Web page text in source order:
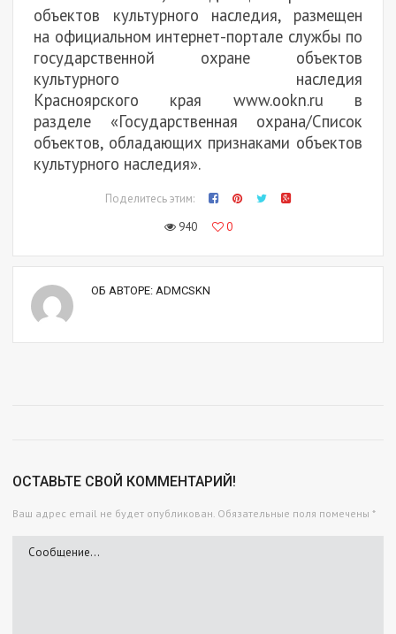
объектов культурного наследия, размещен
на официальном интернет-портале службы по
государственной охране объектов
культурного наследия
Красноярского края www.ookn.ru в
разделе «Государственная охрана/Список
объектов, обладающих признаками объектов
культурного наследия».
Поделитесь этим:
940
0
ОБ АВТОРЕ: ADMCSKN
ОСТАВЬТЕ СВОЙ КОММЕНТАРИЙ!
Ваш адрес email не будет опубликован. Обязательные поля помечены *